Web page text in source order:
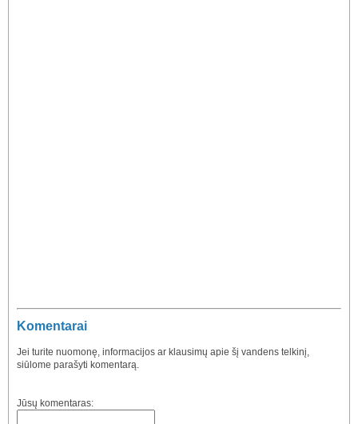
Komentarai
Jei turite nuomonę, informacijos ar klausimų apie šį vandens telkinį,
siūlome parašyti komentarą.
Jūsų komentaras: